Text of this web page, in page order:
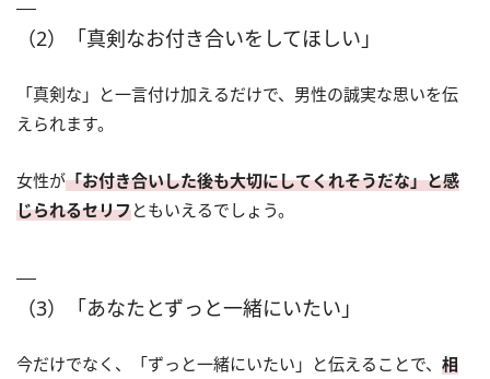
（2）「真剣なお付き合いをしてほしい」
「真剣な」と一言付け加えるだけで、男性の誠実な思いを伝
えられます。
女性が「お付き合いした後も大切にしてくれそうだな」と感
じられるセリフともいえるでしょう。
（3）「あなたとずっと一緒にいたい」
今だけでなく、「ずっと一緒にいたい」と伝えることで、 相